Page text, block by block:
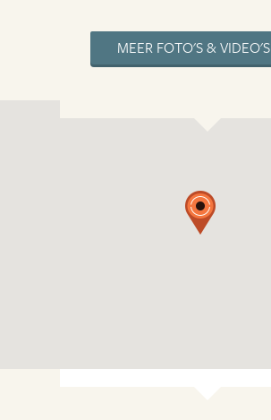
MEER FOTO'S & VIDEO'S